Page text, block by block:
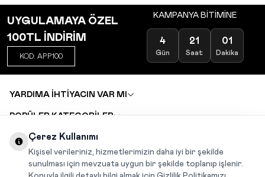
UYGULAMAYA ÖZEL
100TL İNDİRİM
KOD: APP100
KAMPANYA BİTİMİNE
4
Gün
21
Saat
01
Dakika
YARDIMA İHTİYACIN VAR MI
POPÜLER KATEGORİLER
DEĞİŞİM VE İADE TALEBİ
KARIYER
Çerez Kullanımı
Kişisel verileriniz, hizmetlerimizin daha iyi bir şekilde
sunulması için mevzuata uygun bir şekilde toplanıp işlenir.